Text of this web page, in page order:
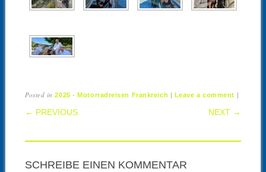
Posted in2025 - Motorradreisen Frankreich | Leave a comment |
POST NAVIGATION
← PREVIOUS NEXT →
SCHREIBE EINEN KOMMENTAR